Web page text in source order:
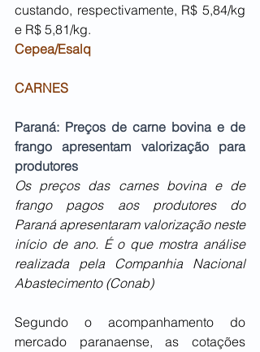
custando, respectivamente, R$ 5,84/kg
e R$ 5,81/kg.
Cepea/Esalq
CARNES
Paraná: Preços de carne bovina e de
frango apresentam valorização para
produtores
Os preços das carnes bovina e de
frango pagos aos produtores do
Paraná apresentaram valorização neste
início de ano. É o que mostra análise
realizada pela Companhia Nacional
Abastecimento (Conab)
Segundo o acompanhamento do
mercado paranaense, as cotações